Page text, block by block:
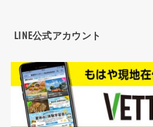
LINE公式アカウント